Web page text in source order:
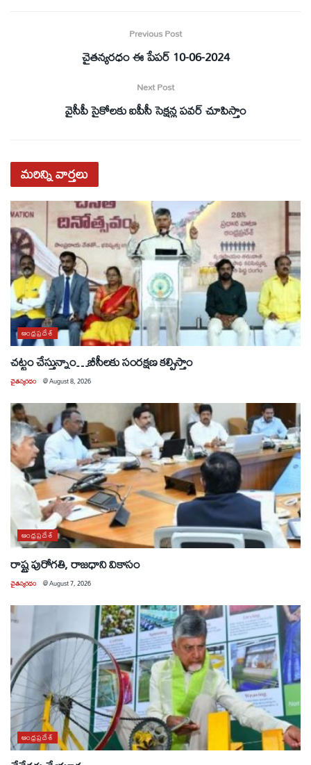
Previous Post
చైతన్యరధం ఈ పేపర్ 10-06-2024
Next Post
వైసీపీ సైకోలకు ఐపీసీ సెక్షన్ల పవర్‌ చూపిస్తాం
మరిన్నివార్తలు
ఆంధ్రప్రదేశ్
చట్టం చేస్తున్నాం…బీసీలకు సంరక్షణ కల్పిస్తాం
చైతన్యరధం @August 8, 2026
ఆంధ్రప్రదేశ్
రాష్ట్ర పురోగతి, రాజధాని వికాసం
చైతన్యరధం @August 7, 2026
ఆంధ్రప్రదేశ్